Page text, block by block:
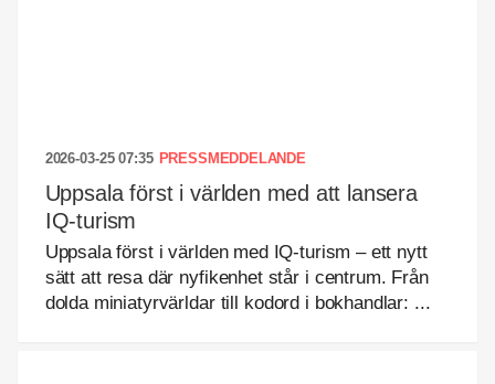
2026-03-25 07:35 PRESSMEDDELANDE
Uppsala först i världen med att lansera
IQ-turism
Uppsala först i världen med IQ-turism – ett nytt
sätt att resa där nyfikenhet står i centrum. Från
dolda miniatyrvärldar till kodord i bokhandlar: ...